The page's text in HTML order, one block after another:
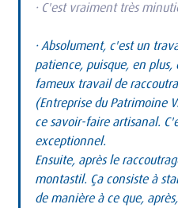
· C'est vraiment très
· Absolument, c'est un
patience, puisque, en
fameux travail de
(Entreprise du Patrimoine
ce savoir-faire artisanal.
exceptionnel.
Ensuite, après le
montastil. Ça consiste à
de manière à ce que,